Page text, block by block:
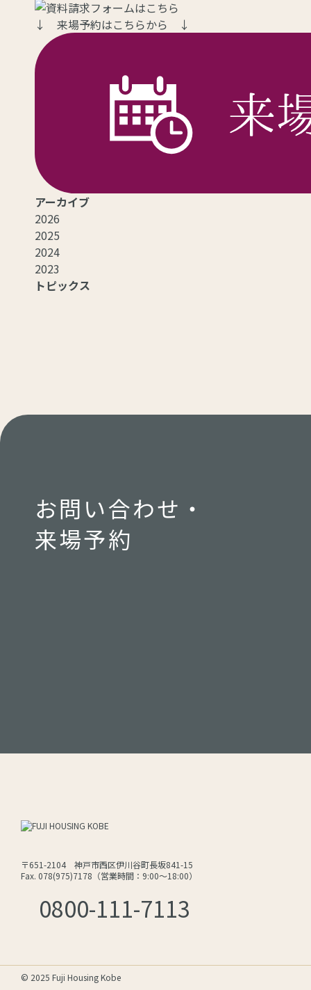
↓ 来場予約はこちらから ↓
アーカイブ
2026
2025
2024
2023
トピックス
お問い合わせ・
来場予約
〒651-2104 神戸市西区伊川谷町長坂841-15
Fax. 078(975)7178（営業時間：9:00～18:00）
0800-111-7113
© 2025 Fuji Housing Kobe